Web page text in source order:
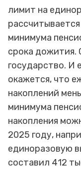
лимит на
минимума
срока дожития.
государство. И
окажется, что
накоплений
минимума
накопления
2025 году,
единоразовую
составил 412